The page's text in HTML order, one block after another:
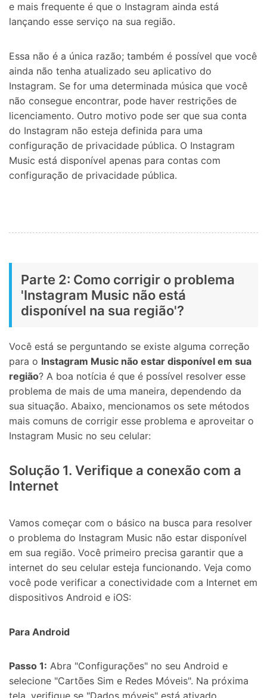
e mais frequente é que o Instagram ainda está
lançando esse serviço na sua região.
Essa não é a única razão; também é possível que você
ainda não tenha atualizado seu aplicativo do
Instagram. Se for uma determinada música que você
não consegue encontrar, pode haver restrições de
licenciamento. Outro motivo pode ser que sua conta
do Instagram não esteja definida para uma
configuração de privacidade pública. O Instagram
Music está disponível apenas para contas com
configuração de privacidade pública.
Parte 2: Como corrigir o problema
'Instagram Music não está
disponível na sua região'?
Você está se perguntando se existe alguma correção
para o Instagram Music não estar disponível em sua
região? A boa notícia é que é possível resolver esse
problema de mais de uma maneira, dependendo da
sua situação. Abaixo, mencionamos os sete métodos
mais comuns de corrigir esse problema e aproveitar o
Instagram Music no seu celular:
Solução 1. Verifique a conexão com a
Internet
Vamos começar com o básico na busca para resolver
o problema do Instagram Music não estar disponível
em sua região. Você primeiro precisa garantir que a
internet do seu celular esteja funcionando. Veja como
você pode verificar a conectividade com a Internet em
dispositivos Android e iOS:
Para Android
Passo 1: Abra "Configurações" no seu Android e
selecione "Cartões Sim e Redes Móveis". Na próxima